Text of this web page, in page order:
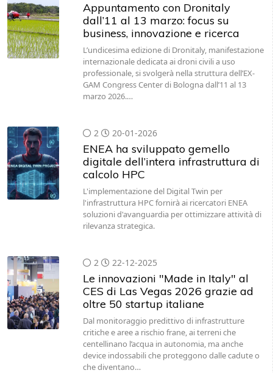
Appuntamento con Dronitaly
dall’11 al 13 marzo: focus su
business, innovazione e ricerca
L’undicesima edizione di Dronitaly, manifestazione
internazionale dedicata ai droni civili a uso
professionale, si svolgerà nella struttura dell’EX-
GAM Congress Center di Bologna dall’11 al 13
marzo 2026.…
2 20-01-2026
ENEA ha sviluppato gemello
digitale dell’intera infrastruttura di
calcolo HPC
L'implementazione del Digital Twin per
l'infrastruttura HPC fornirà ai ricercatori ENEA
soluzioni d'avanguardia per ottimizzare attività di
rilevanza strategica.
2 22-12-2025
Le innovazioni "Made in Italy" al
CES di Las Vegas 2026 grazie ad
oltre 50 startup italiane
Dal monitoraggio predittivo di infrastrutture
critiche e aree a rischio frane, ai terreni che
centellinano l’acqua in autonomia, ma anche
device indossabili che proteggono dalle cadute o
che diventano…